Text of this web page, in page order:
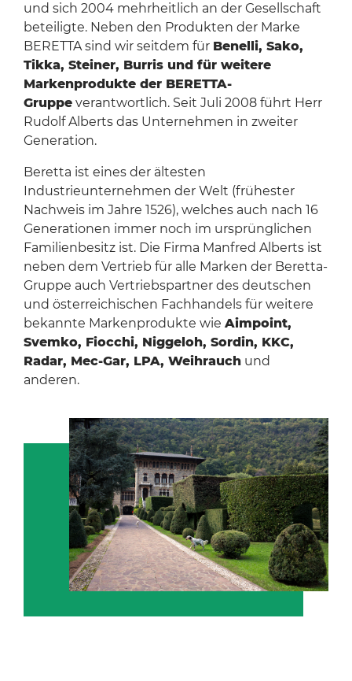
und sich 2004 mehrheitlich an der Gesellschaft
beteiligte. Neben den Produkten der Marke
BERETTA sind wir seitdem für Benelli, Sako,
Tikka, Steiner, Burris und für weitere
Markenprodukte der BERETTA-
Gruppe verantwortlich. Seit Juli 2008 führt Herr
Rudolf Alberts das Unternehmen in zweiter
Generation.
Beretta ist eines der ältesten
Industrieunternehmen der Welt (frühester
Nachweis im Jahre 1526), welches auch nach 16
Generationen immer noch im ursprünglichen
Familienbesitz ist. Die Firma Manfred Alberts ist
neben dem Vertrieb für alle Marken der Beretta-
Gruppe auch Vertriebspartner des deutschen
und österreichischen Fachhandels für weitere
bekannte Markenprodukte wie Aimpoint,
Svemko, Fiocchi, Niggeloh, Sordin, KKC,
Radar, Mec-Gar, LPA, Weihrauch und
anderen.